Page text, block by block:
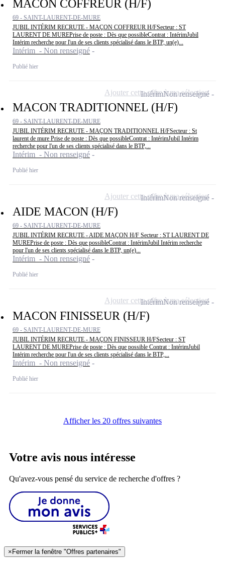
MACON COFFREUR (H/F)
69 - SAINT-LAURENT-DE-MURE
JUBIL INTÉRIM RECRUTE - MAÇON COFFREUR H/FSecteur : ST
LAURENT DE MUREPrise de poste : Dès que possibleContrat : IntérimJubil
Intérim recherche pour l'un de ses clients spécialisé dans le BTP, un(e)...
Intérim - Non renseigné
Publié hier
MACON TRADITIONNEL (H/F)
69 - SAINT-LAURENT-DE-MURE
JUBIL INTÉRIM RECRUTE - MAÇON TRADITIONNEL H/FSecteur : St
laurent de mure Prise de poste : Dès que possibleContrat : IntérimJubil Intérim
recherche pour l'un de ses clients spécialisé dans le BTP,...
Intérim - Non renseigné
Publié hier
IntérimNon renseigné
Ajouter cette offre à ma sélection
AIDE MACON (H/F)
69 - SAINT-LAURENT-DE-MURE
JUBIL INTÉRIM RECRUTE - AIDE MAÇON H/F Secteur : ST LAURENT DE
MUREPrise de poste : Dès que possibleContrat : IntérimJubil Intérim recherche
pour l'un de ses clients spécialisé dans le BTP, un(e)...
Intérim - Non renseigné
Publié hier
IntérimNon renseigné
Ajouter cette offre à ma sélection
MACON FINISSEUR (H/F)
69 - SAINT-LAURENT-DE-MURE
JUBIL INTÉRIM RECRUTE - MAÇON FINISSEUR H/FSecteur : ST
LAURENT DE MUREPrise de poste : Dès que possible Contrat : IntérimJubil
Intérim recherche pour l'un de ses clients spécialisé dans le BTP,...
Intérim - Non renseigné
Publié hier
IntérimNon renseigné
Ajouter cette offre à ma sélection
Afficher les 20 offres suivantes
Votre avis nous intéresse
Qu'avez-vous pensé du service de recherche d'offres ?
× Fermer la fenêtre "Offres partenaires"